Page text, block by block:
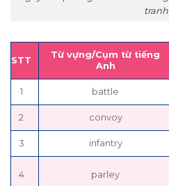
tranh
STT
Từ vựng/Cụm từ tiếng
Anh
1 battle
2 convoy
3 infantry
4 parley